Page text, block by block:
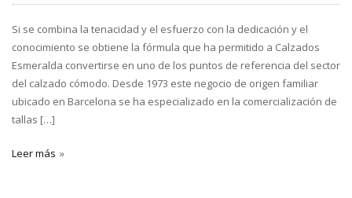
Si se combina la tenacidad y el esfuerzo con la dedicación y el
conocimiento se obtiene la fórmula que ha permitido a Calzados
Esmeralda convertirse en uno de los puntos de referencia del sector
del calzado cómodo. Desde 1973 este negocio de origen familiar
ubicado en Barcelona se ha especializado en la comercialización de
tallas […]
Leer más